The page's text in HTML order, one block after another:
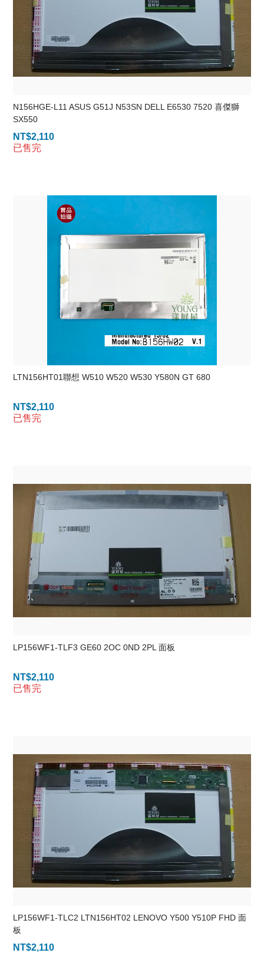
N156HGE-L11 ASUS G51J N53SN DELL E6530 7520 喜傑獅
SX550
NT$2,110
已售完
LTN156HT01聯想 W510 W520 W530 Y580N GT 680
NT$2,110
已售完
LP156WF1-TLF3 GE60 2OC 0ND 2PL 面板
NT$2,110
已售完
LP156WF1-TLC2 LTN156HT02 LENOVO Y500 Y510P FHD 面
板
NT$2,110